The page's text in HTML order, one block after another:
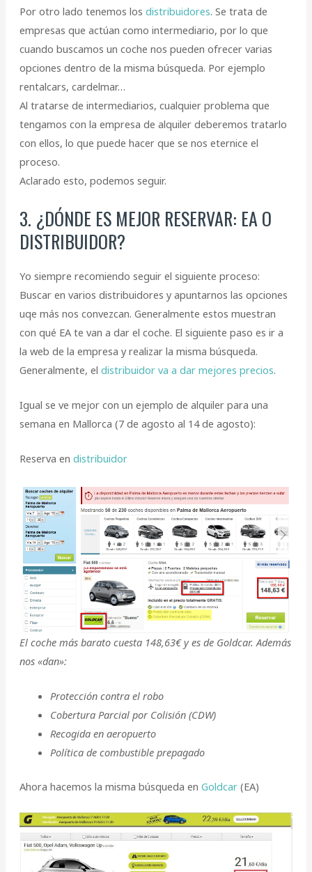
Por otro lado tenemos los distribuidores. Se trata de
empresas que actúan como intermediario, por lo que
cuando buscamos un coche nos pueden ofrecer varias
opciones dentro de la misma búsqueda. Por ejemplo
rentalcars, cardelmar…
Al tratarse de intermediarios, cualquier problema que
tengamos con la empresa de alquiler deberemos tratarlo
con ellos, lo que puede hacer que se nos eternice el
proceso.
Aclarado esto, podemos seguir.
3. ¿DÓNDE ES MEJOR RESERVAR: EA O
DISTRIBUIDOR?
Yo siempre recomiendo seguir el siguiente proceso:
Buscar en varios distribuidores y apuntarnos las opciones
uqe más nos convezcan. Generalmente estos muestran
con qué EA te van a dar el coche. El siguiente paso es ir a
la web de la empresa y realizar la misma búsqueda.
Generalmente, el distribuidor va a dar mejores precios.
Igual se ve mejor con un ejemplo de alquiler para una
semana en Mallorca (7 de agosto al 14 de agosto):
Reserva en distribuidor
El coche más barato cuesta 148,63€ y es de Goldcar. Además
nos «dan»:
Protección contra el robo
Cobertura Parcial por Colisión (CDW)
Recogida en aeropuerto
Política de combustible prepagado
Ahora hacemos la misma búsqueda en Goldcar (EA)